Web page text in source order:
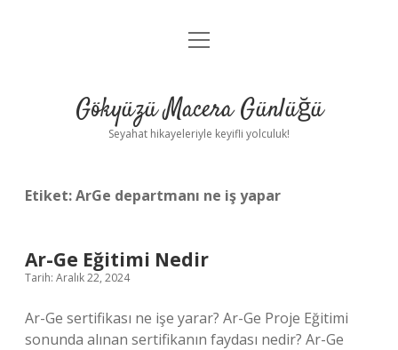
Anasayfa
Yasal Uyarı
menüyü
Gökyüzü Macera Günlüğü
Seyahat hikayeleriyle keyifli yolculuk!
Etiket:ArGe departmanı ne iş yapar
Ar-Ge Eğitimi Nedir
Tarih: Aralık 22, 2024
Ar-Ge sertifikası ne işe yarar? Ar-Ge Proje Eğitimi
sonunda alınan sertifikanın faydası nedir? Ar-Ge